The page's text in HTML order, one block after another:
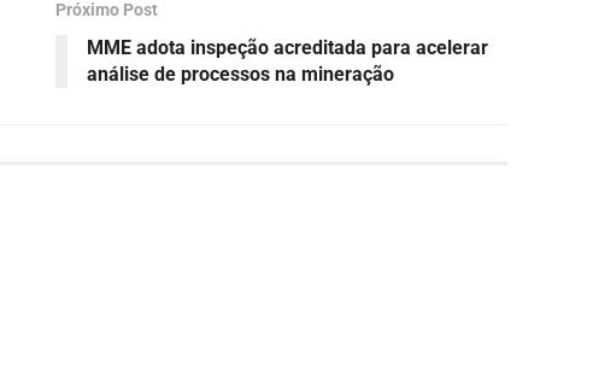
Próximo Post
MME adota inspeção acreditada para acelerar
análise de processos na mineração